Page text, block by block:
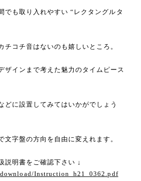
でも取り入れやすい “レクタングルタ
チコチ音はないのも嬉しいところ。
ザインまで考えた魅力のタイムピース
どに設置してみてはいかがでしょう
字盤の方向を自由に変えれます。
明書をご確認下さい ↓
Instruction_h21_0362.pdf